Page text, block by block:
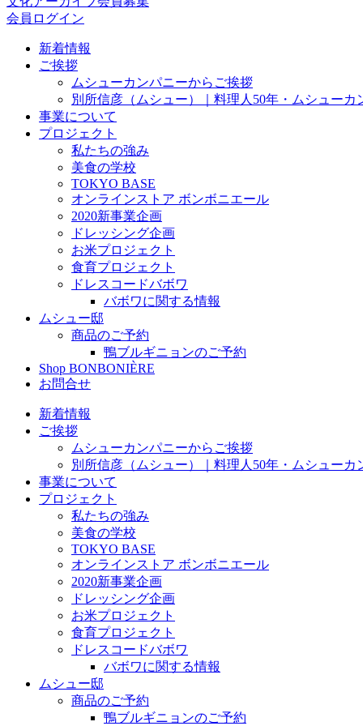
会員ログイン
新着情報
ご挨拶
ムシューカンパニーからご挨拶
別所信彦（ムシュー）｜料理人50年・ムシューカ
事業について
プロジェクト
私たちの強み
美食の学校
TOKYO BASE
オンラインストア ボンボニエール
2020新事業企画
ドレッシング企画
お米プロジェクト
食育プロジェクト
ドレスコードバボワ
バボワに関する情報
ムシュー邸
商品のご予約
鴨ブルギニョンのご予約
Shop BONBONIÈRE
お問合せ
新着情報
ご挨拶
ムシューカンパニーからご挨拶
別所信彦（ムシュー）｜料理人50年・ムシューカ
事業について
プロジェクト
私たちの強み
美食の学校
TOKYO BASE
オンラインストア ボンボニエール
2020新事業企画
ドレッシング企画
お米プロジェクト
食育プロジェクト
ドレスコードバボワ
バボワに関する情報
ムシュー邸
商品のご予約
鴨ブルギニョンのご予約